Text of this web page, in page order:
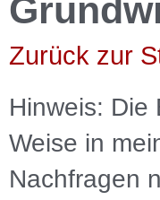
Zurück zur
Hinweis: Die
Weise in
Nachfragen